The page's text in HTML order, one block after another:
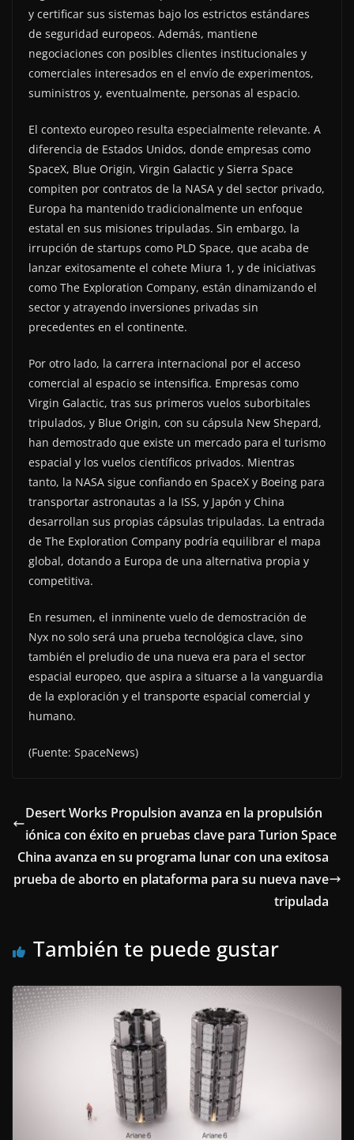
y certificar sus sistemas bajo los estrictos estándares
de seguridad europeos. Además, mantiene
negociaciones con posibles clientes institucionales y
comerciales interesados en el envío de experimentos,
suministros y, eventualmente, personas al espacio.
El contexto europeo resulta especialmente relevante. A
diferencia de Estados Unidos, donde empresas como
SpaceX, Blue Origin, Virgin Galactic y Sierra Space
compiten por contratos de la NASA y del sector privado,
Europa ha mantenido tradicionalmente un enfoque
estatal en sus misiones tripuladas. Sin embargo, la
irrupción de startups como PLD Space, que acaba de
lanzar exitosamente el cohete Miura 1, y de iniciativas
como The Exploration Company, están dinamizando el
sector y atrayendo inversiones privadas sin
precedentes en el continente.
Por otro lado, la carrera internacional por el acceso
comercial al espacio se intensifica. Empresas como
Virgin Galactic, tras sus primeros vuelos suborbitales
tripulados, y Blue Origin, con su cápsula New Shepard,
han demostrado que existe un mercado para el turismo
espacial y los vuelos científicos privados. Mientras
tanto, la NASA sigue confiando en SpaceX y Boeing para
transportar astronautas a la ISS, y Japón y China
desarrollan sus propias cápsulas tripuladas. La entrada
de The Exploration Company podría equilibrar el mapa
global, dotando a Europa de una alternativa propia y
competitiva.
En resumen, el inminente vuelo de demostración de
Nyx no solo será una prueba tecnológica clave, sino
también el preludio de una nueva era para el sector
espacial europeo, que aspira a situarse a la vanguardia
de la exploración y el transporte espacial comercial y
humano.
(Fuente: SpaceNews)
Desert Works Propulsion avanza en la propulsión
iónica con éxito en pruebas clave para Turion Space
China avanza en su programa lunar con una exitosa
prueba de aborto en plataforma para su nueva nave
tripulada
También te puede gustar